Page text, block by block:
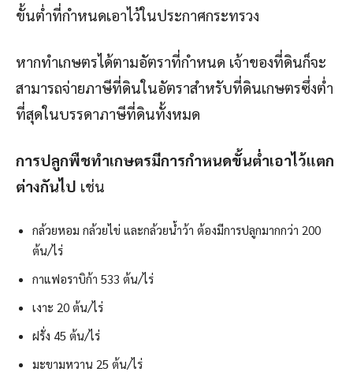
ขั้นต่ำที่กำหนดเอาไว้ในประกาศกระทรวง
หากทำเกษตรได้ตามอัตราที่กำหนด เจ้าของที่ดินก็จะ
สามารถจ่ายภาษีที่ดินในอัตราสำหรับที่ดินเกษตรซึ่งต่ำ
ที่สุดในบรรดาภาษีที่ดินทั้งหมด
การปลูกพืชทำเกษตรมีการกำหนดขั้นต่ำเอาไว้แตก
ต่างกันไป เช่น
กล้วยหอม กล้วยไข่ และกล้วยน้ำว้า ต้องมีการปลูกมากกว่า 200
ต้น/ไร่
กาแฟอราบิก้า 533 ต้น/ไร่
เงาะ 20 ต้น/ไร่
ฝรั่ง 45 ต้น/ไร่
มะขามหวาน 25 ต้น/ไร่